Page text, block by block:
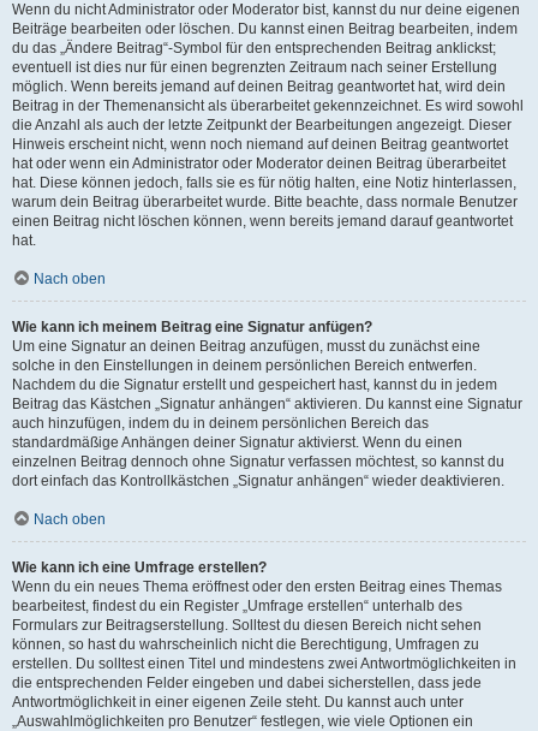
Wenn du nicht Administrator oder Moderator bist, kannst du nur deine eigenen
Beiträge bearbeiten oder löschen. Du kannst einen Beitrag bearbeiten, indem
du das „Ändere Beitrag“-Symbol für den entsprechenden Beitrag anklickst;
eventuell ist dies nur für einen begrenzten Zeitraum nach seiner Erstellung
möglich. Wenn bereits jemand auf deinen Beitrag geantwortet hat, wird dein
Beitrag in der Themenansicht als überarbeitet gekennzeichnet. Es wird sowohl
die Anzahl als auch der letzte Zeitpunkt der Bearbeitungen angezeigt. Dieser
Hinweis erscheint nicht, wenn noch niemand auf deinen Beitrag geantwortet
hat oder wenn ein Administrator oder Moderator deinen Beitrag überarbeitet
hat. Diese können jedoch, falls sie es für nötig halten, eine Notiz hinterlassen,
warum dein Beitrag überarbeitet wurde. Bitte beachte, dass normale Benutzer
einen Beitrag nicht löschen können, wenn bereits jemand darauf geantwortet
hat.
Nach oben
Wie kann ich meinem Beitrag eine Signatur anfügen?
Um eine Signatur an deinen Beitrag anzufügen, musst du zunächst eine
solche in den Einstellungen in deinem persönlichen Bereich entwerfen.
Nachdem du die Signatur erstellt und gespeichert hast, kannst du in jedem
Beitrag das Kästchen „Signatur anhängen“ aktivieren. Du kannst eine Signatur
auch hinzufügen, indem du in deinem persönlichen Bereich das
standardmäßige Anhängen deiner Signatur aktivierst. Wenn du einen
einzelnen Beitrag dennoch ohne Signatur verfassen möchtest, so kannst du
dort einfach das Kontrollkästchen „Signatur anhängen“ wieder deaktivieren.
Nach oben
Wie kann ich eine Umfrage erstellen?
Wenn du ein neues Thema eröffnest oder den ersten Beitrag eines Themas
bearbeitest, findest du ein Register „Umfrage erstellen“ unterhalb des
Formulars zur Beitragserstellung. Solltest du diesen Bereich nicht sehen
können, so hast du wahrscheinlich nicht die Berechtigung, Umfragen zu
erstellen. Du solltest einen Titel und mindestens zwei Antwortmöglichkeiten in
die entsprechenden Felder eingeben und dabei sicherstellen, dass jede
Antwortmöglichkeit in einer eigenen Zeile steht. Du kannst auch unter
„Auswahlmöglichkeiten pro Benutzer“ festlegen, wie viele Optionen ein